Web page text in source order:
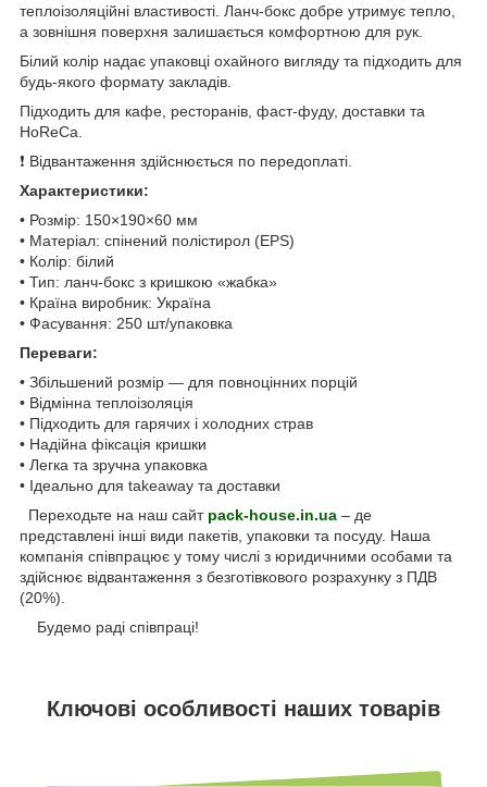
теплоізоляційні властивості. Ланч-бокс добре утримує тепло,
а зовнішня поверхня залишається комфортною для рук.
Білий колір надає упаковці охайного вигляду та підходить для
будь-якого формату закладів.
Підходить для кафе, ресторанів, фаст-фуду, доставки та
HoReCa.
❗ Відвантаження здійснюється по передоплаті.
Характеристики:
• Розмір: 150×190×60 мм
• Матеріал: спінений полістирол (EPS)
• Колір: білий
• Тип: ланч-бокс з кришкою «жабка»
• Країна виробник: Україна
• Фасування: 250 шт/упаковка
Переваги:
• Збільшений розмір — для повноцінних порцій
• Відмінна теплоізоляція
• Підходить для гарячих і холодних страв
• Надійна фіксація кришки
• Легка та зручна упаковка
• Ідеально для takeaway та доставки
Переходьте на наш сайт pack-house.in.ua – де
представлені інші види пакетів, упаковки та посуду. Наша
компанія співпрацює у тому числі з юридичними особами та
здійснює відвантаження з безготівкового розрахунку з ПДВ
(20%).
Будемо раді співпраці!
Ключові особливості наших товарів